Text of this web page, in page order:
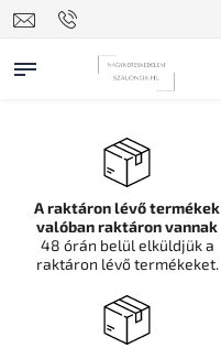
A raktáron lévő termékek
valóban raktáron vannak
48 órán belül elküldjük a
raktáron lévő termékeket.